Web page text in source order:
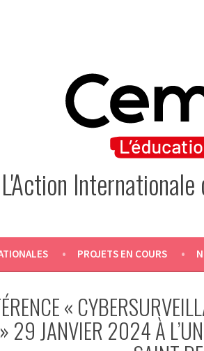
L'Action
PROJETS EN COURS
«
29 JANVIER 2024 À